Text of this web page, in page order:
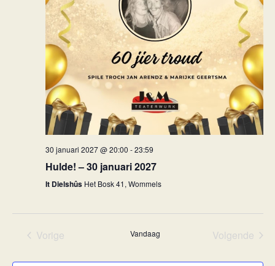
30 januari 2027 @ 20:00 -23:59
Hulde! – 30 januari 2027
It Dielshûs Het Bosk 41, Wommels
Vorige
Vandaag
Volgende